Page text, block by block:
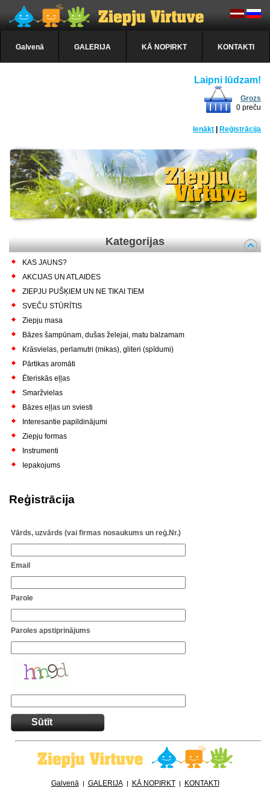
Galvenā GALERIJA KĀ NOPIRKT KONTAKTI
Laipni lūdzam!
Grozs
0 preču
Ienākt Reģistrācija
Kategorijas
KAS JAUNS?
AKCIJAS UN ATLAIDES
ZIEPJU PUŠĶIEM UN NE TIKAI TIEM
SVEČU STŪRĪTIS
Ziepju masa
Bāzes šampūnam, dušas želejai, matu balzamam
Krāsvielas, perlamutri (mikas), gliteri (spīdumi)
Pārtikas aromāti
Ēteriskās eļļas
Smaržvielas
Bāzes eļļas un sviesti
Interesantie papildinājumi
Ziepju formas
Instrumenti
Iepakojums
Reģistrācija
Vārds, uzvārds (vai firmas nosaukums un reģ.Nr.)
Email
Parole
Paroles apstiprinājums
Sūtīt
Galvenā | GALERIJA | KĀ NOPIRKT | KONTAKTI